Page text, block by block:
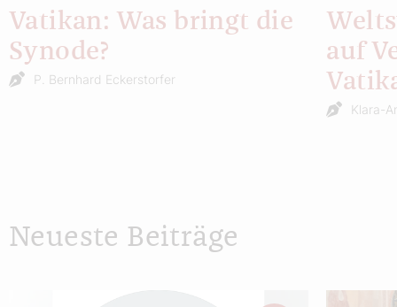
Vatikan: Was bringt die
Synode?
P. Bernhard Eckerstorfer
auf
Klara-
Neueste Beiträge